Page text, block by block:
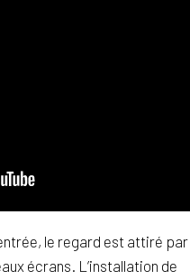
le regard est attiré par
écrans. L’installation de